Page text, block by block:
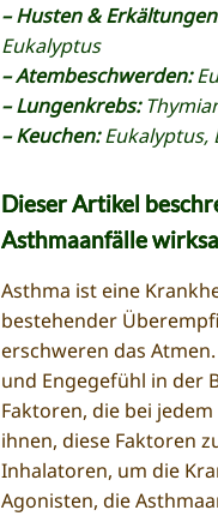
– Husten &
Eukalyptus
– Atembeschwerden:
– Lungenkrebs:
– Keuchen:Eukalyptus,
Dieser Artikel
Asthmaanfälle
Asthma ist eine
bestehender
erschweren das
und Engegefühl in der
Faktoren, die bei
ihnen, diese Faktoren
Inhalatoren, um die
Agonisten, die